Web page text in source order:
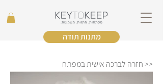
מתנות תודה
<< חזרה לברכה אישית במפתח